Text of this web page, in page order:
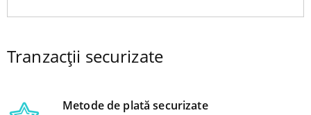
Tranzacții securizate
Metode de plată securizate